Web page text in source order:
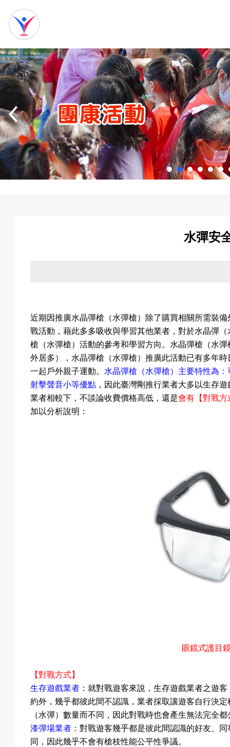
網
站
首
我
們
戲
水彈安
近期因推廣水晶彈槍 （水彈槍） 除了購買相關所需裝
戰活動，藉此多多吸收與學習其他業者，對於水晶彈 （
槍 （水彈槍）活動的參考和學習方向。水晶彈槍 （水彈
外居多），水晶彈槍 （水彈槍）推廣此活動已有多年
一起戶外親子運動。 水晶彈槍 （水彈槍） 主要特性為
射擊聲音小等優點 ，因此臺灣剛推行業者大多以生存
業者相較下，不談論收費價格高低，還是會有【對戰
加以分析說明：
眼鏡式護目
【對戰方式】
生存遊戲業者 ： 就對戰遊客來說，生存遊戲業者之遊
約外，幾乎都彼此間不認識，業者採取讓遊客自行決
（水彈）數量而不同，因此對戰時也會產生無法完全
漆彈場業者 ：對戰遊客幾乎都是彼此間認識的好友、
同，因此幾乎不會有槍枝性能公平性爭議。